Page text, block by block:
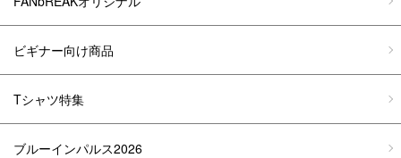
ビギナー向け商品
Tシャツ特集
ブルーインパルス2026